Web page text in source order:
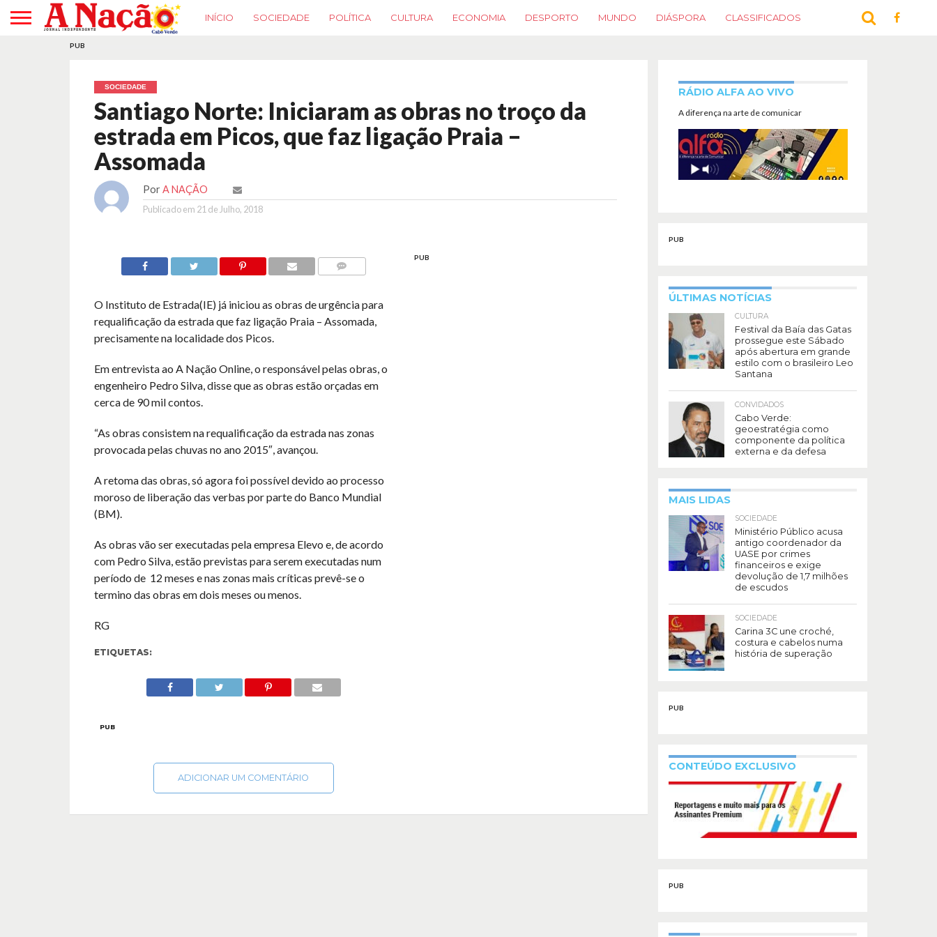
INÍCIO SOCIEDADE POLÍTICA CULTURA ECONOMIA DESPORTO MUNDO DIÁSPORA CLASSIFICADOS
PUB
SOCIEDADE
Santiago Norte: Iniciaram as obras no troço da
estrada em Picos, que faz ligação Praia –
Assomada
Por A NAÇÃO
Publicado em 21 de Julho, 2018
O Instituto de Estrada(IE) já iniciou as obras de urgência para
requalificação da estrada que faz ligação Praia – Assomada,
precisamente na localidade dos Picos.
Em entrevista ao A Nação Online, o responsável pelas obras, o
engenheiro Pedro Silva, disse que as obras estão orçadas em
cerca de 90 mil contos.
“As obras consistem na requalificação da estrada nas zonas
provocada pelas chuvas no ano 2015″, avançou.
A retoma das obras, só agora foi possível devido ao processo
moroso de liberação das verbas por parte do Banco Mundial
(BM).
As obras vão ser executadas pela empresa Elevo e, de acordo
com Pedro Silva, estão previstas para serem executadas num
período de 12 meses e nas zonas mais críticas prevê-se o
termino das obras em dois meses ou menos.
RG
ETIQUETAS:
PUB
ADICIONAR UM COMENTÁRIO
PUB
RÁDIO ALFA AO VIVO
A diferença na arte de comunicar
PUB
ÚLTIMAS NOTÍCIAS
CULTURA
Festival da Baía das Gatas
prossegue este Sábado
após abertura em grande
estilo com o brasileiro Leo
Santana
CONVIDADOS
Cabo Verde:
geoestratégia como
componente da política
externa e da defesa
MAIS LIDAS
SOCIEDADE
Ministério Público acusa
antigo coordenador da
UASE por crimes
financeiros e exige
devolução de 1,7 milhões
de escudos
SOCIEDADE
Carina 3C une croché,
costura e cabelos numa
história de superação
PUB
CONTEÚDO EXCLUSIVO
PUB